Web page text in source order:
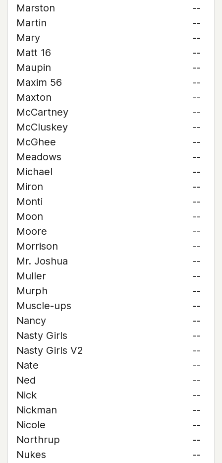
Marston
--
Martin
--
Mary
--
Matt 16
--
Maupin
--
Maxim 56
--
Maxton
--
McCartney
--
McCluskey
--
McGhee
--
Meadows
--
Michael
--
Miron
--
Monti
--
Moon
--
Moore
--
Morrison
--
Mr. Joshua
--
Muller
--
Murph
--
Muscle-ups
--
Nancy
--
Nasty Girls
--
Nasty Girls V2
--
Nate
--
Ned
--
Nick
--
Nickman
--
Nicole
--
Northrup
--
Nukes
--